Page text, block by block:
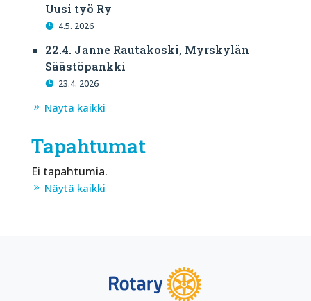
Uusi työ Ry
4.5. 2026
22.4. Janne Rautakoski, Myrskylän
Säästöpankki
23.4. 2026
Näytä kaikki
Tapahtumat
Ei tapahtumia.
Näytä kaikki